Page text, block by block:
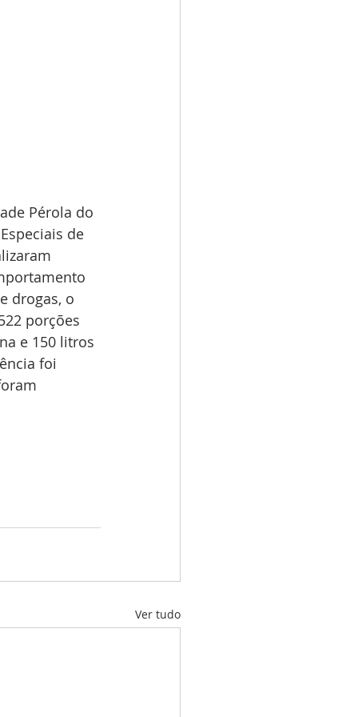
Pérola do
de
drogas, o
porções
e 150 litros
foi
Ver tudo